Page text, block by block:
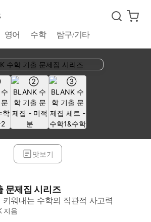
영어 수학 탐구/기타
맛보기
문제집 시리즈
워내는 수학의 직관적 사고력
지음